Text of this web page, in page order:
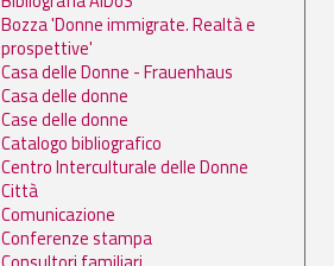
Bozza 'Donne immigrate. Realtà e
prospettive'
Casa delle Donne - Frauenhaus
Casa delle donne
Case delle donne
Catalogo bibliografico
Centro Interculturale delle Donne
Città
Comunicazione
Conferenze stampa